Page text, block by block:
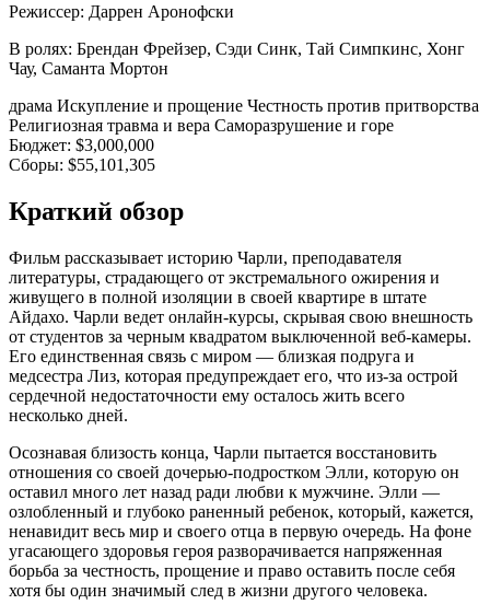
Режиссер: Даррен Аронофски
В ролях: Брендан Фрейзер, Сэди Синк, Тай Симпкинс, Хонг
Чау, Саманта Мортон
драма Искупление и прощение Честность против притворства
Религиозная травма и вера Саморазрушение и горе
Бюджет: $3,000,000
Сборы: $55,101,305
Краткий обзор
Фильм рассказывает историю Чарли, преподавателя
литературы, страдающего от экстремального ожирения и
живущего в полной изоляции в своей квартире в штате
Айдахо. Чарли ведет онлайн-курсы, скрывая свою внешность
от студентов за черным квадратом выключенной веб-камеры.
Его единственная связь с миром — близкая подруга и
медсестра Лиз, которая предупреждает его, что из-за острой
сердечной недостаточности ему осталось жить всего
несколько дней.
Осознавая близость конца, Чарли пытается восстановить
отношения со своей дочерью-подростком Элли, которую он
оставил много лет назад ради любви к мужчине. Элли —
озлобленный и глубоко раненный ребенок, который, кажется,
ненавидит весь мир и своего отца в первую очередь. На фоне
угасающего здоровья героя разворачивается напряженная
борьба за честность, прощение и право оставить после себя
хотя бы один значимый след в жизни другого человека.